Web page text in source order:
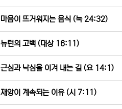
마음이 뜨거워지는 음식 (눅 24:32)
뉴턴의 고백 (대상 16:11)
근심과 낙심을 이겨 내는 길 (요 14:1)
재앙이 계속되는 이유 (시 7:11)